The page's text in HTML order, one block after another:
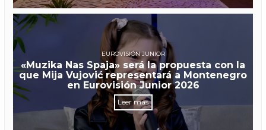
EUROVISIÓN JUNIOR
«Muzika Nas Spaja» será la propuesta con la
que Mija Vujović representará a Montenegro
en Eurovisión Junior 2026
Leer más